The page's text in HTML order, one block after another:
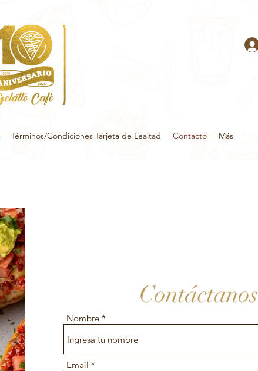
Términos/Condiciones Tarjeta de Lealtad Contacto Más
Contáctanos
Nombre
Email